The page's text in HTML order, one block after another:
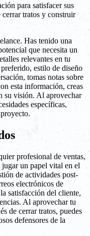
para satisfacer sus
tratos y construir
Has tenido una
que necesita un
relevantes en tu
estilo de diseño
tomas notas sobre
esta información, creas
su visión. Al aprovechar
específicas,
profesional de ventas,
un papel vital en el
de actividades post-
electrónicos de
satisfacción del cliente,
Al aprovechar tu
de cerrar tratos, puedes
defensores de la